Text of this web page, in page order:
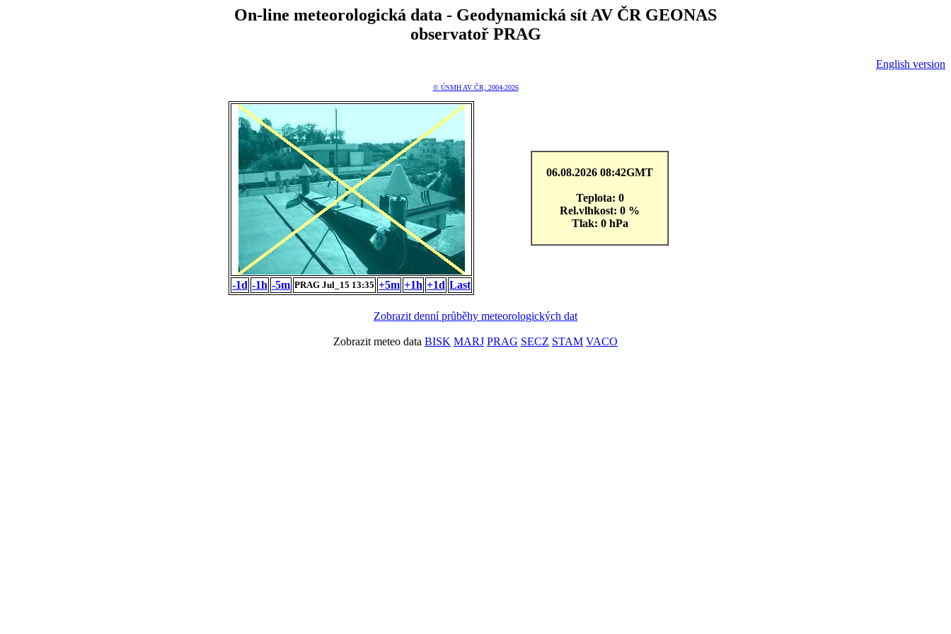
On-line meteorologická data - Geodynamická sít AV ČR GEONAS
observatoř PRAG
English version
© ÚSMH AV ČR, 2004-2026
-1d -1h -5m PRAG Jul_15 13:35 +5m +1h +1d Last
06.08.2026 08:42GMT
Teplota: 0
Rel.vlhkost: 0 %
Tlak: 0 hPa
Zobrazit denní průběhy meteorologických dat
Zobrazit meteo data BISK MARJ PRAG SECZ STAM VACO